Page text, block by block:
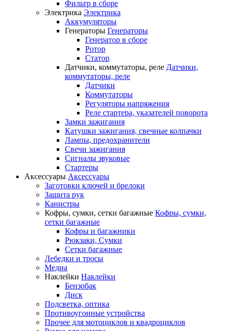
Фильтр в сборе
Электрика Электрика
Аккумуляторы
Генераторы Генераторы
Генератор в сборе
Ротор
Статор
Датчики, коммутаторы, реле Датчики,
коммутаторы, реле
Датчики
Коммутаторы
Регуляторы напряжения
Реле стартера, указателей поворота
Замки зажигания
Катушки зажигания, свечные колпачки
Лампы, предохранители
Свечи зажигания
Сигналы звуковые
Стартеры
Аксессуары Аксессуары
Заготовки ключей и брелоки
Защита рук
Канистры
Кофры, сумки, сетки багажные Кофры, сумки,
сетки багажные
Кофры и багажники
Рюкзаки, Сумки
Сетки багажные
Лебедки и тросы
Медиа
Наклейки Наклейки
Бензобак
Диск
Подсветка, оптика
Противоугонные устройства
Прочее для мотоциклов и квадроциклов